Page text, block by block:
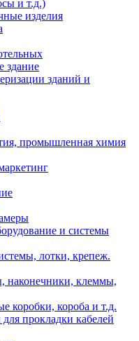
и т.д.)
изделия
здание
зданий и
промышленная химия
и системы
лотки, крепеж.
наконечники, клеммы,
коробки, короба и т.д.
прокладки кабелей